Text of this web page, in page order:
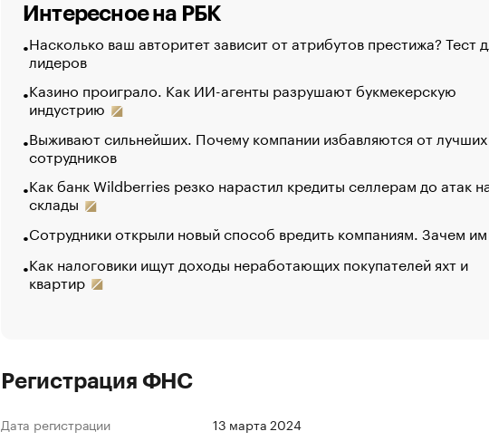
Интересное на РБК
Насколько ваш авторитет зависит от атрибутов престижа? Тест
лидеров
Казино проиграло. Как ИИ-агенты разрушают букмекерскую
индустрию
Выживают сильнейших. Почему компании избавляются от лучших
сотрудников
Как банк Wildberries резко нарастил кредиты селлерам до атак
склады
Сотрудники открыли новый способ вредить компаниям. Зачем
Как налоговики ищут доходы неработающих покупателей яхт и
квартир
Регистрация ФНС
Дата регистрации
13 марта 2024